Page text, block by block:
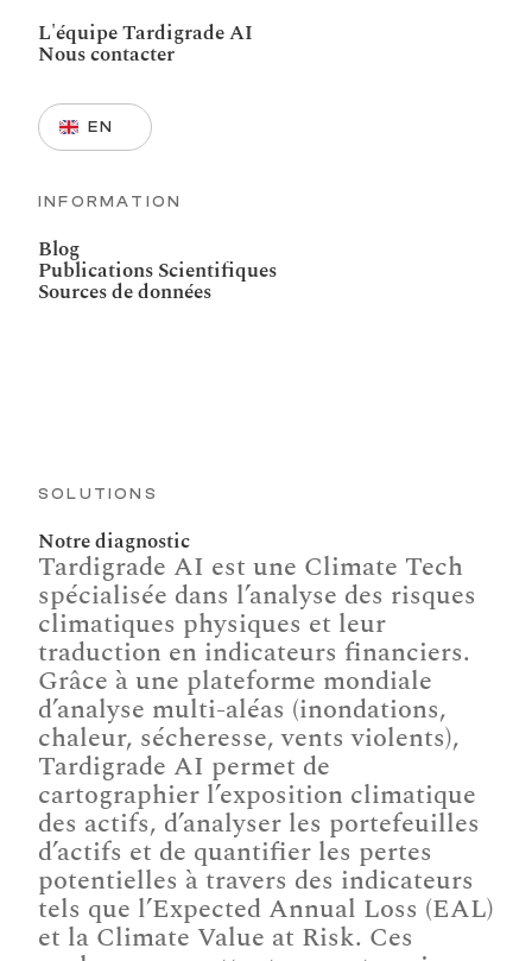
L'équipe Tardigrade AI
Nous contacter
Select Language
EN
INFORMATION
Blog
Publications Scientifiques
Sources de données
SOLUTIONS
Notre diagnostic
Tardigrade AI est une Climate Tech
spécialisée dans l’analyse des risques
climatiques physiques et leur
traduction en indicateurs financiers.
Grâce à une plateforme mondiale
d’analyse multi-aléas (inondations,
chaleur, sécheresse, vents violents),
Tardigrade AI permet de
cartographier l’exposition climatique
des actifs, d’analyser les portefeuilles
d’actifs et de quantifier les pertes
potentielles à travers des indicateurs
tels que l’Expected Annual Loss (EAL)
et la Climate Value at Risk. Ces